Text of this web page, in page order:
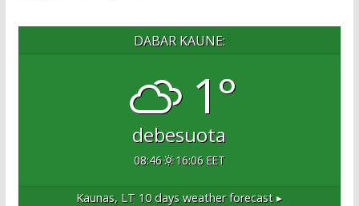
DABAR KAUNE:
1°
debesuota
08:46 16:06 EET
Kaunas, LT 10 days weather forecast ▸